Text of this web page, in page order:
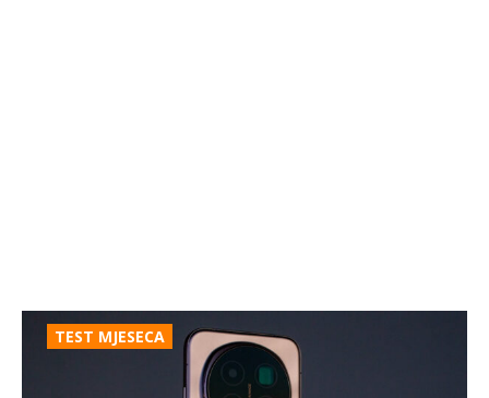
TEST MJESECA